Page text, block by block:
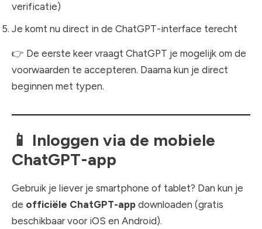
verificatie)
Je komt nu direct in de ChatGPT-interface terecht
👉 De eerste keer vraagt ChatGPT je mogelijk om de
voorwaarden te accepteren. Daarna kun je direct
beginnen met typen.
📱 Inloggen via de mobiele
ChatGPT-app
Gebruik je liever je smartphone of tablet? Dan kun je
de officiële ChatGPT-app downloaden (gratis
beschikbaar voor iOS en Android).